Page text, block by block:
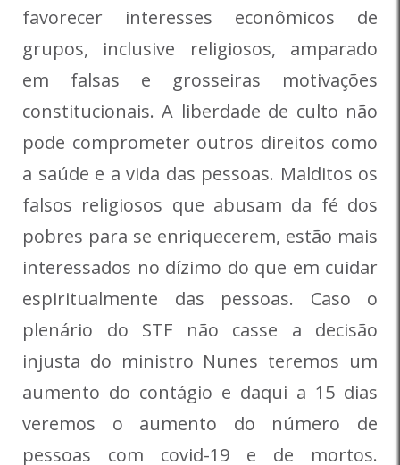
favorecer interesses econômicos de
grupos, inclusive religiosos, amparado
em falsas e grosseiras motivações
constitucionais. A liberdade de culto não
pode comprometer outros direitos como
a saúde e a vida das pessoas. Malditos os
falsos religiosos que abusam da fé dos
pobres para se enriquecerem, estão mais
interessados no dízimo do que em cuidar
espiritualmente das pessoas. Caso o
plenário do STF não casse a decisão
injusta do ministro Nunes teremos um
aumento do contágio e daqui a 15 dias
veremos o aumento do número de
pessoas com covid-19 e de mortos.